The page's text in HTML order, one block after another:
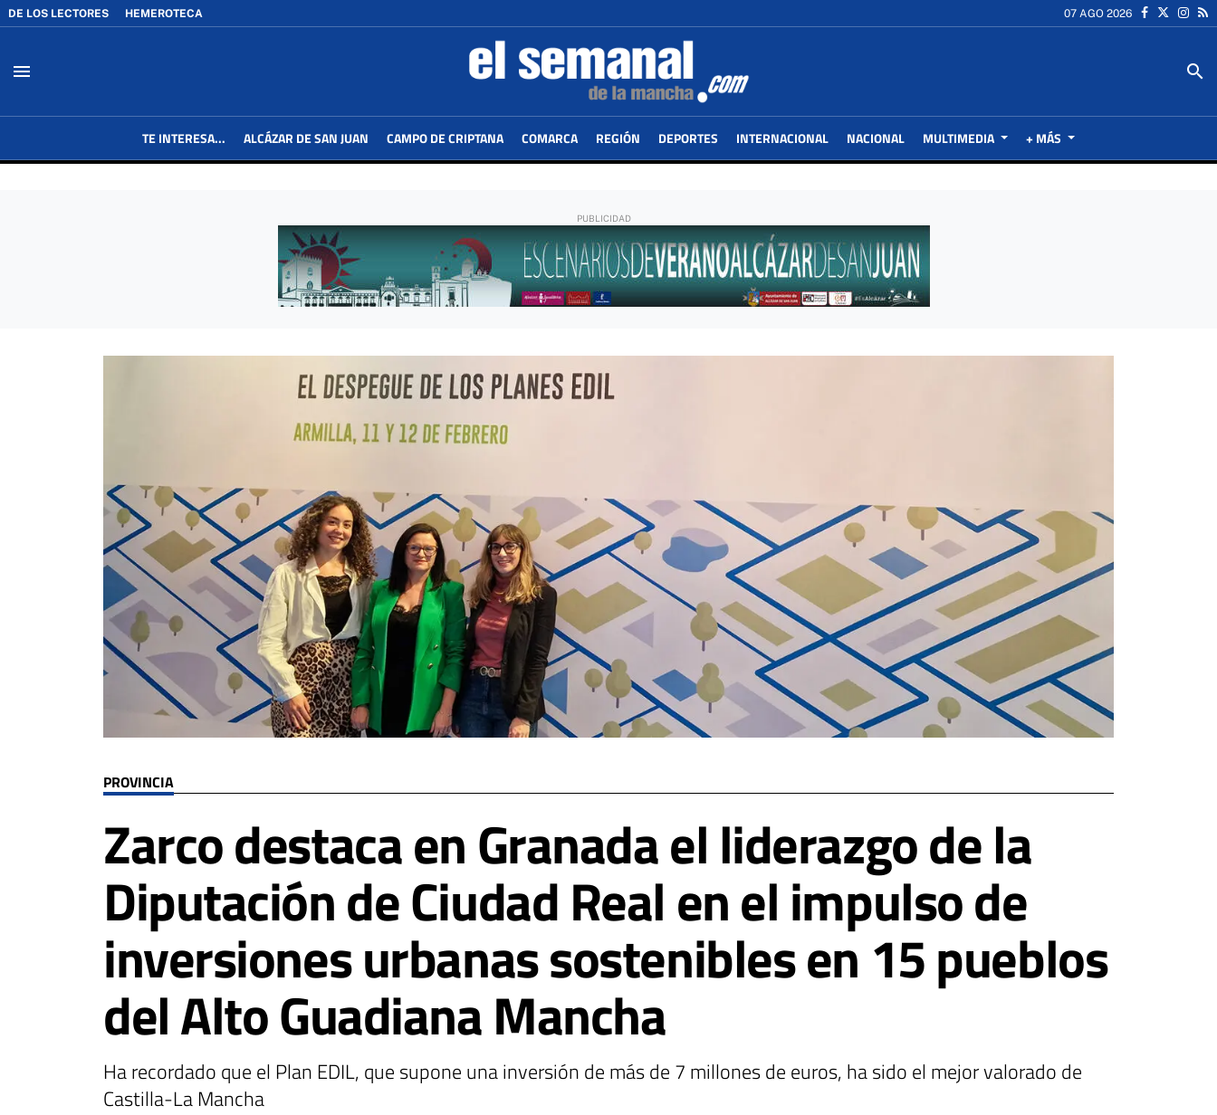
DE LOS LECTORES HEMEROTECA 07 AGO 2026
menu search
TE INTERESA... ALCÁZAR DE SAN JUAN CAMPO DE CRIPTANA COMARCA REGIÓN DEPORTES INTERNACIONAL NACIONAL MULTIMEDIA + MÁS
PROVINCIA
Zarco destaca en Granada el liderazgo de la
Diputación de Ciudad Real en el impulso de
inversiones urbanas sostenibles en 15 pueblos
del Alto Guadiana Mancha
Ha recordado que el Plan EDIL, que supone una inversión de más de 7 millones de euros, ha sido el mejor valorado de
Castilla-La Mancha